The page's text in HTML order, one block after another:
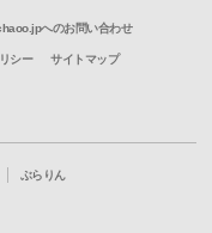
へのお問い合わせ
シー サイトマップ
ぶらりん